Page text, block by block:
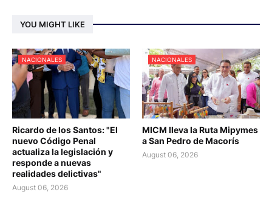
YOU MIGHT LIKE
NACIONALES
Ricardo de los Santos: "El
nuevo Código Penal
actualiza la legislación y
responde a nuevas
realidades delictivas"
August 06, 2026
NACIONALES
MICM lleva la Ruta Mipymes
a San Pedro de Macorís
August 06, 2026